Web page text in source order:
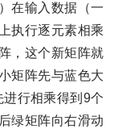
在输入数据（一
执行逐元素相乘
，这个新矩阵就
矩阵先与蓝色大
行相乘得到9个
绿矩阵向右滑动